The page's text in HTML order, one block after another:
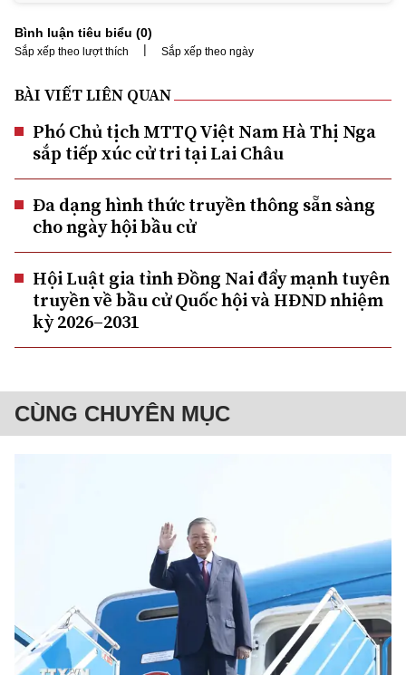
Bình luận tiêu biểu (0)
Sắp xếp theo lượt thích | Sắp xếp theo ngày
BÀI VIẾT LIÊN QUAN
Phó Chủ tịch MTTQ Việt Nam Hà Thị Nga
sắp tiếp xúc cử tri tại Lai Châu
Đa dạng hình thức truyền thông sẵn sàng
cho ngày hội bầu cử
Hội Luật gia tỉnh Đồng Nai đẩy mạnh tuyên
truyền về bầu cử Quốc hội và HĐND nhiệm
kỳ 2026–2031
CÙNG CHUYÊN MỤC